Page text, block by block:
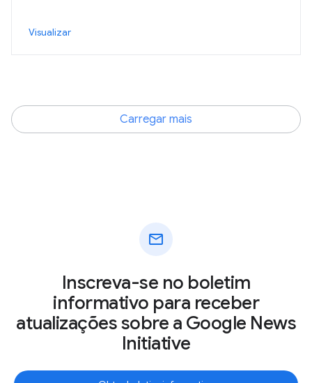
Visualizar
Carregar mais
mail
Inscreva-se no boletim
informativo para receber
atualizações sobre a Google News
Initiative